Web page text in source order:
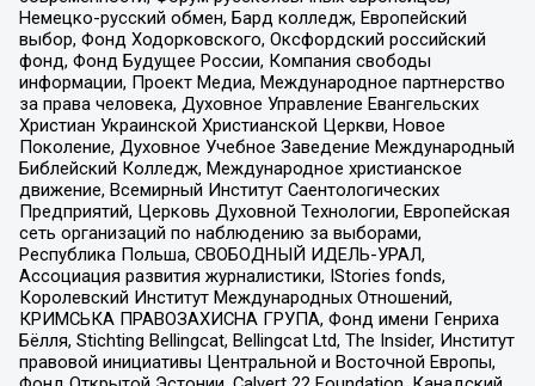
Немецко-русский обмен, Бард колледж, Европейский
выбор, Фонд Ходорковского, Оксфордский российский
фонд, Фонд Будущее России, Компания свободы
информации, Проект Медиа, Международное партнерство
за права человека, Духовное Управление Евангельских
Христиан Украинской Христианской Церкви, Новое
Поколение, Духовное Учебное Заведение Международный
Библейский Колледж, Международное христианское
движение, Всемирный Институт Саентологических
Предприятий, Церковь Духовной Технологии, Европейская
сеть организаций по наблюдению за выборами,
Республика Польша, СВОБОДНЫЙ ИДЕЛЬ-УРАЛ,
Ассоциация развития журналистики, IStories fonds,
Королевский Институт Международных Отношений,
КРИМСЬКА ПРАВОЗАХИСНА ГРУПА, Фонд имени Генриха
Бёлля, Stichting Bellingcat, Bellingcat Ltd, The Insider, Институт
правовой инициативы Центральной и Восточной Европы,